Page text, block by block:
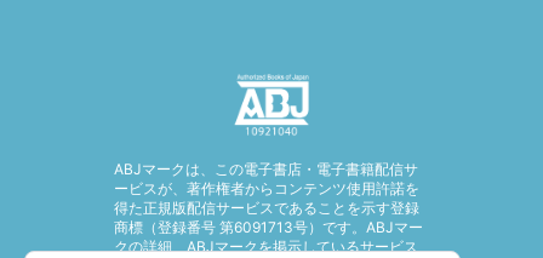
ABJマークは、この電子書店・電子書籍配信サ
ービスが、著作権者からコンテンツ使用許諾を
得た正規版配信サービスであることを示す登録
商標（登録番号 第6091713号）です。ABJマー
クの詳細、ABJマークを掲示しているサービス